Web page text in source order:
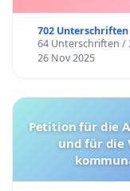
702 Unterschriften
64 Unterschriften /
26 Nov 2025
Petition für die Abschaffung der Tötungsstationen
und für die